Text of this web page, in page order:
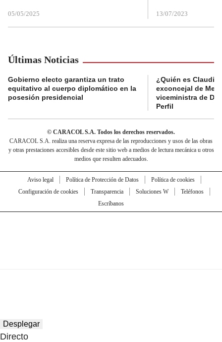
05/05/2025 13/07/2023
Últimas Noticias
Gobierno electo garantiza un trato
equitativo al cuerpo diplomático en la
posesión presidencial
¿Quién es Claudia
exconcejal de
viceministra de
Perfil
© CARACOL S.A. Todos los derechos reservados.
CARACOL S.A. realiza una reserva expresa de las reproducciones y usos de las obras
y otras prestaciones accesibles desde este sitio web a medios de lectura mecánica u otros
medios que resulten adecuados.
Aviso legal Política de Protección de Datos
Política de cookies
Configuración de cookies
Transparencia Soluciones W
Teléfonos
Escríbanos
Desplegar
Directo